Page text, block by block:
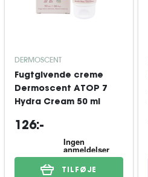
DERMOSCENT
Fugtgivende creme
Dermoscent ATOP 7
Hydra Cream 50 ml
126:-
TILFØJE